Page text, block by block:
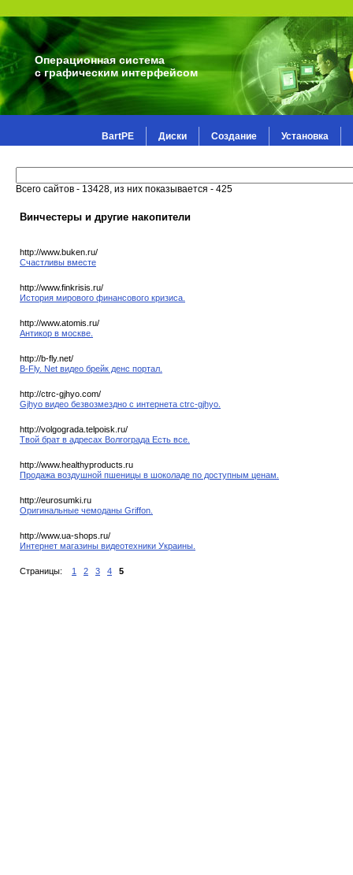
Операционная система
с графическим интерфейсом
BartPE Диски Создание Установка
Всего сайтов - 13428, из них показывается - 425
Винчестеры и другие накопители
http://www.buken.ru/
Счастливы вместе
http://www.finkrisis.ru/
История мирового финансового кризиса.
http://www.atomis.ru/
Антикор в москве.
http://b-fly.net/
B-Fly. Net видео брейк денс портал.
http://ctrc-gjhyo.com/
Gjhyo видео безвозмездно с интернета ctrc-gjhyo.
http://volgograda.telpoisk.ru/
Твой брат в адресах Волгограда Есть все.
http://www.healthyproducts.ru
Продажа воздушной пшеницы в шоколаде по доступным ценам.
http://eurosumki.ru
Оригинальные чемоданы Griffon.
http://www.ua-shops.ru/
Интернет магазины видеотехники Украины.
Страницы: 1 2 3 4 5